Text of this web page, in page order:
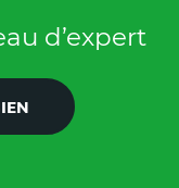
d’expert